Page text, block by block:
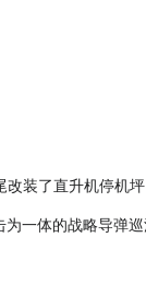
装了直升机停机坪
一体的战略导弹巡